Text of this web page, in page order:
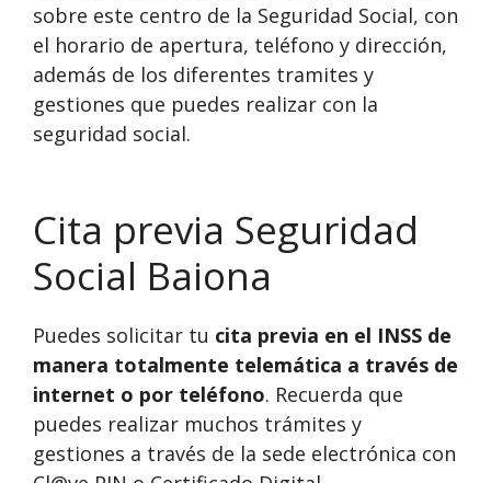
sobre este centro de la Seguridad Social, con
el horario de apertura, teléfono y dirección,
además de los diferentes tramites y
gestiones que puedes realizar con la
seguridad social.
Cita previa Seguridad
Social Baiona
Puedes solicitar tu cita previa en el INSS de
manera totalmente telemática a través de
internet o por teléfono. Recuerda que
puedes realizar muchos trámites y
gestiones a través de la sede electrónica con